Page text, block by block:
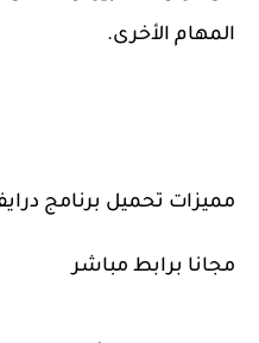
المهام الأخرى.
مجانا برابط مباشر